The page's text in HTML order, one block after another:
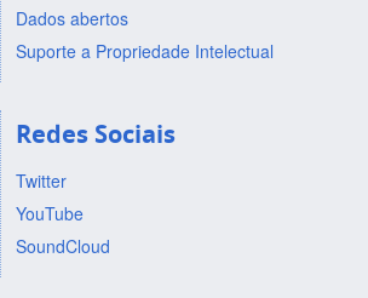
Dados abertos
Suporte a Propriedade Intelectual
Redes Sociais
Twitter
YouTube
SoundCloud